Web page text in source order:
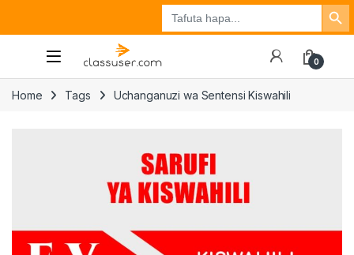
Search
for:
Search Button
Tuzo
0
Home Tags Uchanganuzi wa Sentensi Kiswahili